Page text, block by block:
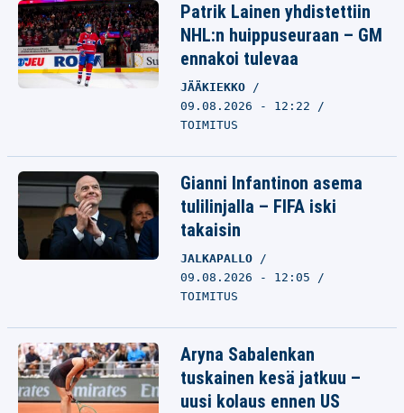
Patrik Lainen yhdistettiin
NHL:n huippuseuraan – GM
ennakoi tulevaa
JÄÄKIEKKO
09.08.2026 - 12:22
TOIMITUS
Gianni Infantinon asema
tulilinjalla – FIFA iski
takaisin
JALKAPALLO
09.08.2026 - 12:05
TOIMITUS
Aryna Sabalenkan
tuskainen kesä jatkuu –
uusi kolaus ennen US